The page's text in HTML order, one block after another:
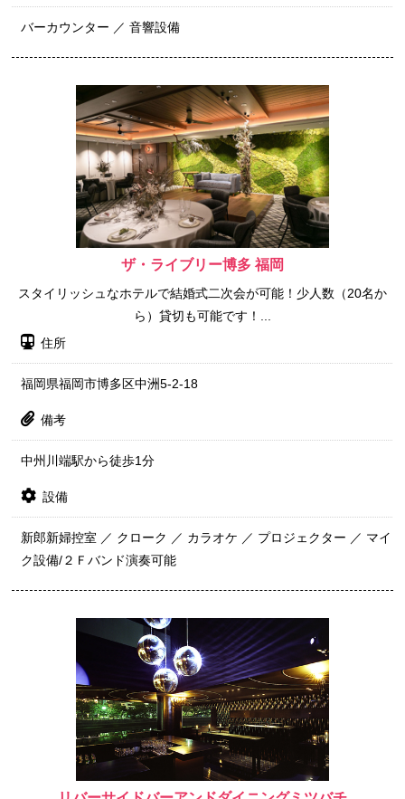
バーカウンター ／ 音響設備
ザ・ライブリー博多 福岡
スタイリッシュなホテルで結婚式二次会が可能！少人数（20名か
ら）貸切も可能です！...
住所
福岡県福岡市博多区中洲5-2-18
備考
中州川端駅から徒歩1分
設備
新郎新婦控室 ／ クローク ／ カラオケ ／ プロジェクター ／ マイ
ク設備/２Ｆバンド演奏可能